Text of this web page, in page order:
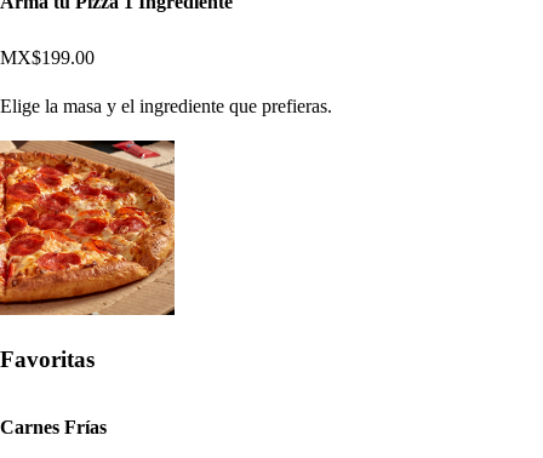
MX$199.00
Elige la masa y el ingrediente que prefieras.
Favoritas
Carnes Frías